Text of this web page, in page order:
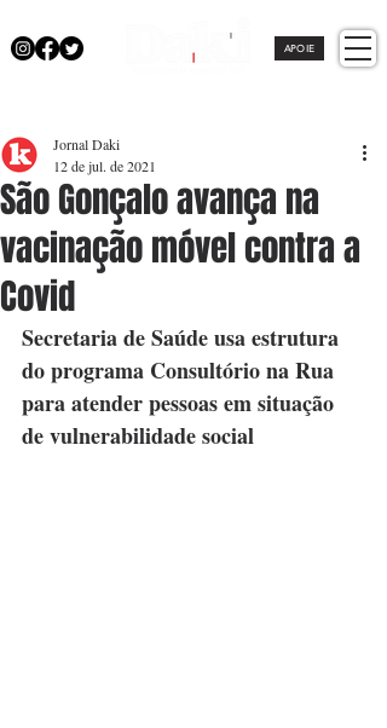
APOIE
São Gonçalo avança na
vacinação móvel contra a
Covid
Jornal Daki
12 de jul. de 2021
Secretaria de Saúde usa estrutura
do programa Consultório na Rua
para atender pessoas em situação
de vulnerabilidade social